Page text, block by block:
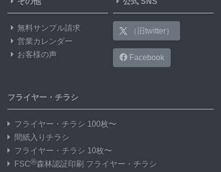
無料サンプル請求
営業カレンダー
お客様の声
（旧twitter）
Facebook
フライヤー・チラシ
フライヤー・チラシ 100枚〜
間紙入りチラシ
フライヤー・チラシ 10枚〜
FSC®森林認証印刷 フライヤー・チラシ